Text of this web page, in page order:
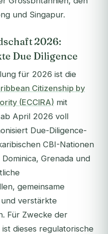
und Singapur.
2026:
Due Diligence
für 2026 ist die
Citizenship by
(ECCIRA) mit
April 2026 voll
Due-Diligence-
CBI-Nationen
Grenada und
gemeinsame
verstärkte
Für Zwecke der
dieses regulatorische